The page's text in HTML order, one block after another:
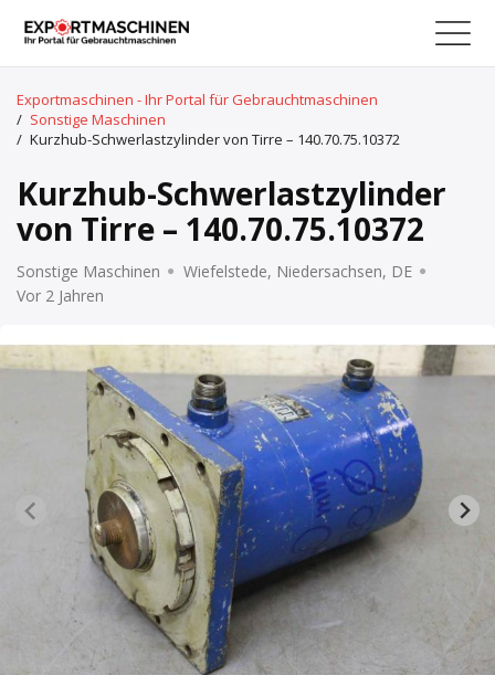
Exportmaschinen - Ihr Portal für Gebrauchtmaschinen
/ Sonstige Maschinen
/ Kurzhub-Schwerlastzylinder von Tirre – 140.70.75.10372
Kurzhub-Schwerlastzylinder
von Tirre – 140.70.75.10372
Sonstige Maschinen
Wiefelstede, Niedersachsen, DE
Vor 2 Jahren